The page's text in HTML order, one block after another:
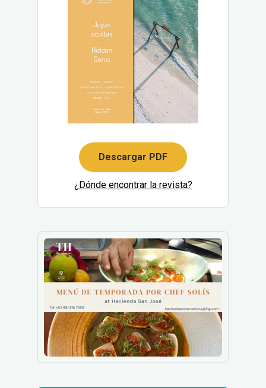
Descargar PDF
¿Dónde encontrar la revista?